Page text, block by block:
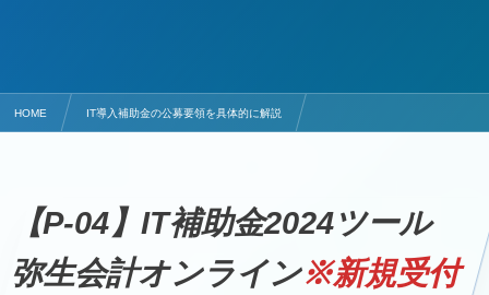
HOME IT導入補助金の公募要領を具体的に解説
【P-04】IT補助金2024ツール
弥生会計オンライン※新規受付